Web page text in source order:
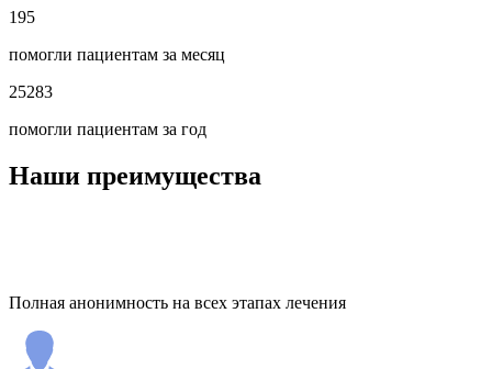
195
помогли пациентам за месяц
25283
помогли пациентам за год
Наши преимущества
Полная анонимность на всех этапах лечения